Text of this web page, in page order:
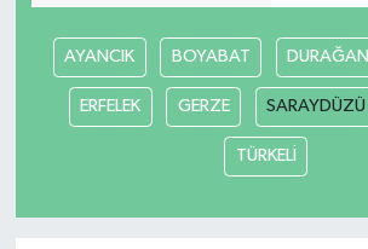
AYANCIK BOYABAT DURAĞAN
ERFELEK GERZE SARAYDÜZÜ
TÜRKELİ